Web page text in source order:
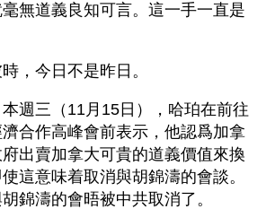
無道義良知可言。這一手一直是
，今日不是昨日。
週三（11月15日），哈珀在前往
合作高峰會前表示，他認爲加拿
出賣加拿大可貴的道義價值來換
這意味着取消與胡錦濤的會談。
錦濤的會晤被中共取消了。